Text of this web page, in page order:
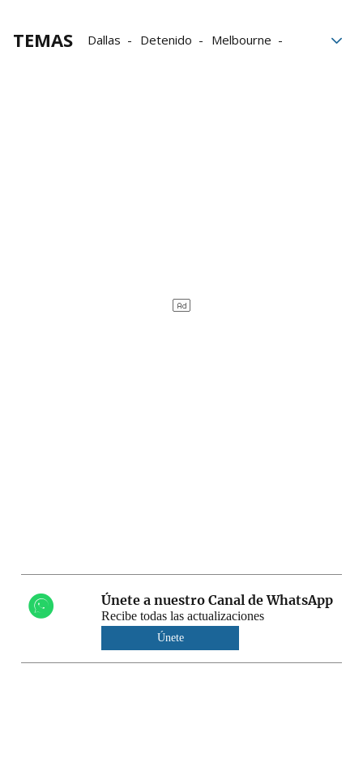
TEMAS Dallas Detenido
Melbourne
Únete a nuestro Canal de WhatsApp
Recibe todas las actualizaciones
Únete